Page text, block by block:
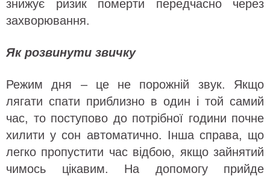
знижує ризик померти передчасно через
захворювання.
Як розвинути звичку
Режим дня – це не порожній звук. Якщо
лягати спати приблизно в один і той самий
час, то поступово до потрібної години почне
хилити у сон автоматично. Інша справа, що
легко пропустити час відбою, якщо зайнятий
чимось цікавим. На допомогу прийде